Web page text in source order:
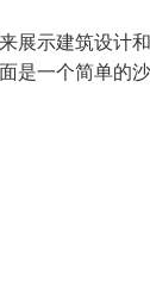
展示建筑设计
是一个简单的